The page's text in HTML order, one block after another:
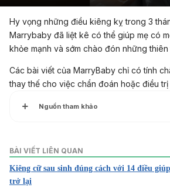
Play
Hy vọng những điều kiêng kỵ trong 3
Marrybaby đã liệt kê có thể giúp mẹ có
khỏe mạnh và sớm chào đón những thiên
Các bài viết của MarryBaby chỉ có tính
thay thế cho việc chẩn đoán hoặc điều trị
Nguồn tham khảo
1. 16 Surprising Things You Can’t Do
https://www.sheknows.com/health-
wellness/articles/2037372/surprising-
BÀI VIẾT LIÊN QUAN
Kiêng cữ sau sinh đúng cách với 14 điều
trở lại